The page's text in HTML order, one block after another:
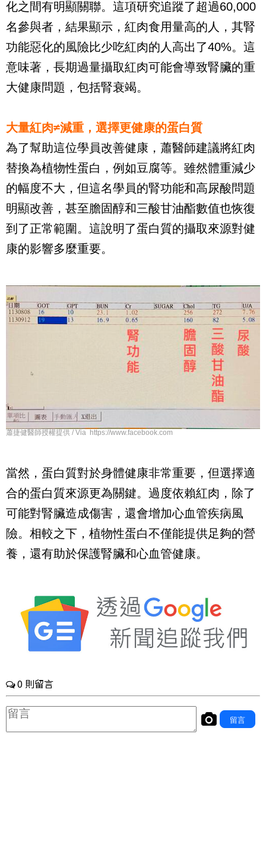
化之間有明顯關聯。這項研究追蹤了超過60,000
名參與者，結果顯示，紅肉食用量高的人，其腎
功能惡化的風險比少吃紅肉的人高出了40%。這
意味著，長期過量攝取紅肉可能會導致腎臟的重
大健康問題，包括腎衰竭。
大量紅肉≠減重，選擇更健康的蛋白質
為了幫助這位學員改善健康，蕭醫師建議將紅肉
替換為植物性蛋白，例如豆腐等。雖然體重減少
的幅度不大，但這名學員的腎功能和高尿酸問題
明顯改善，甚至膽固醇和三酸甘油酯數值也恢復
到了正常範圍。這說明了蛋白質的攝取來源對健
康的影響多麼重要。
蕭捷健醫師授權提供 / Via https://www.facebook.com
當然，蛋白質對於身體健康非常重要，但選擇適
合的蛋白質來源更為關鍵。過度依賴紅肉，除了
可能對腎臟造成傷害，還會增加心血管疾病風
險。相較之下，植物性蛋白不僅能提供足夠的營
養，還有助於保護腎臟和心血管健康。